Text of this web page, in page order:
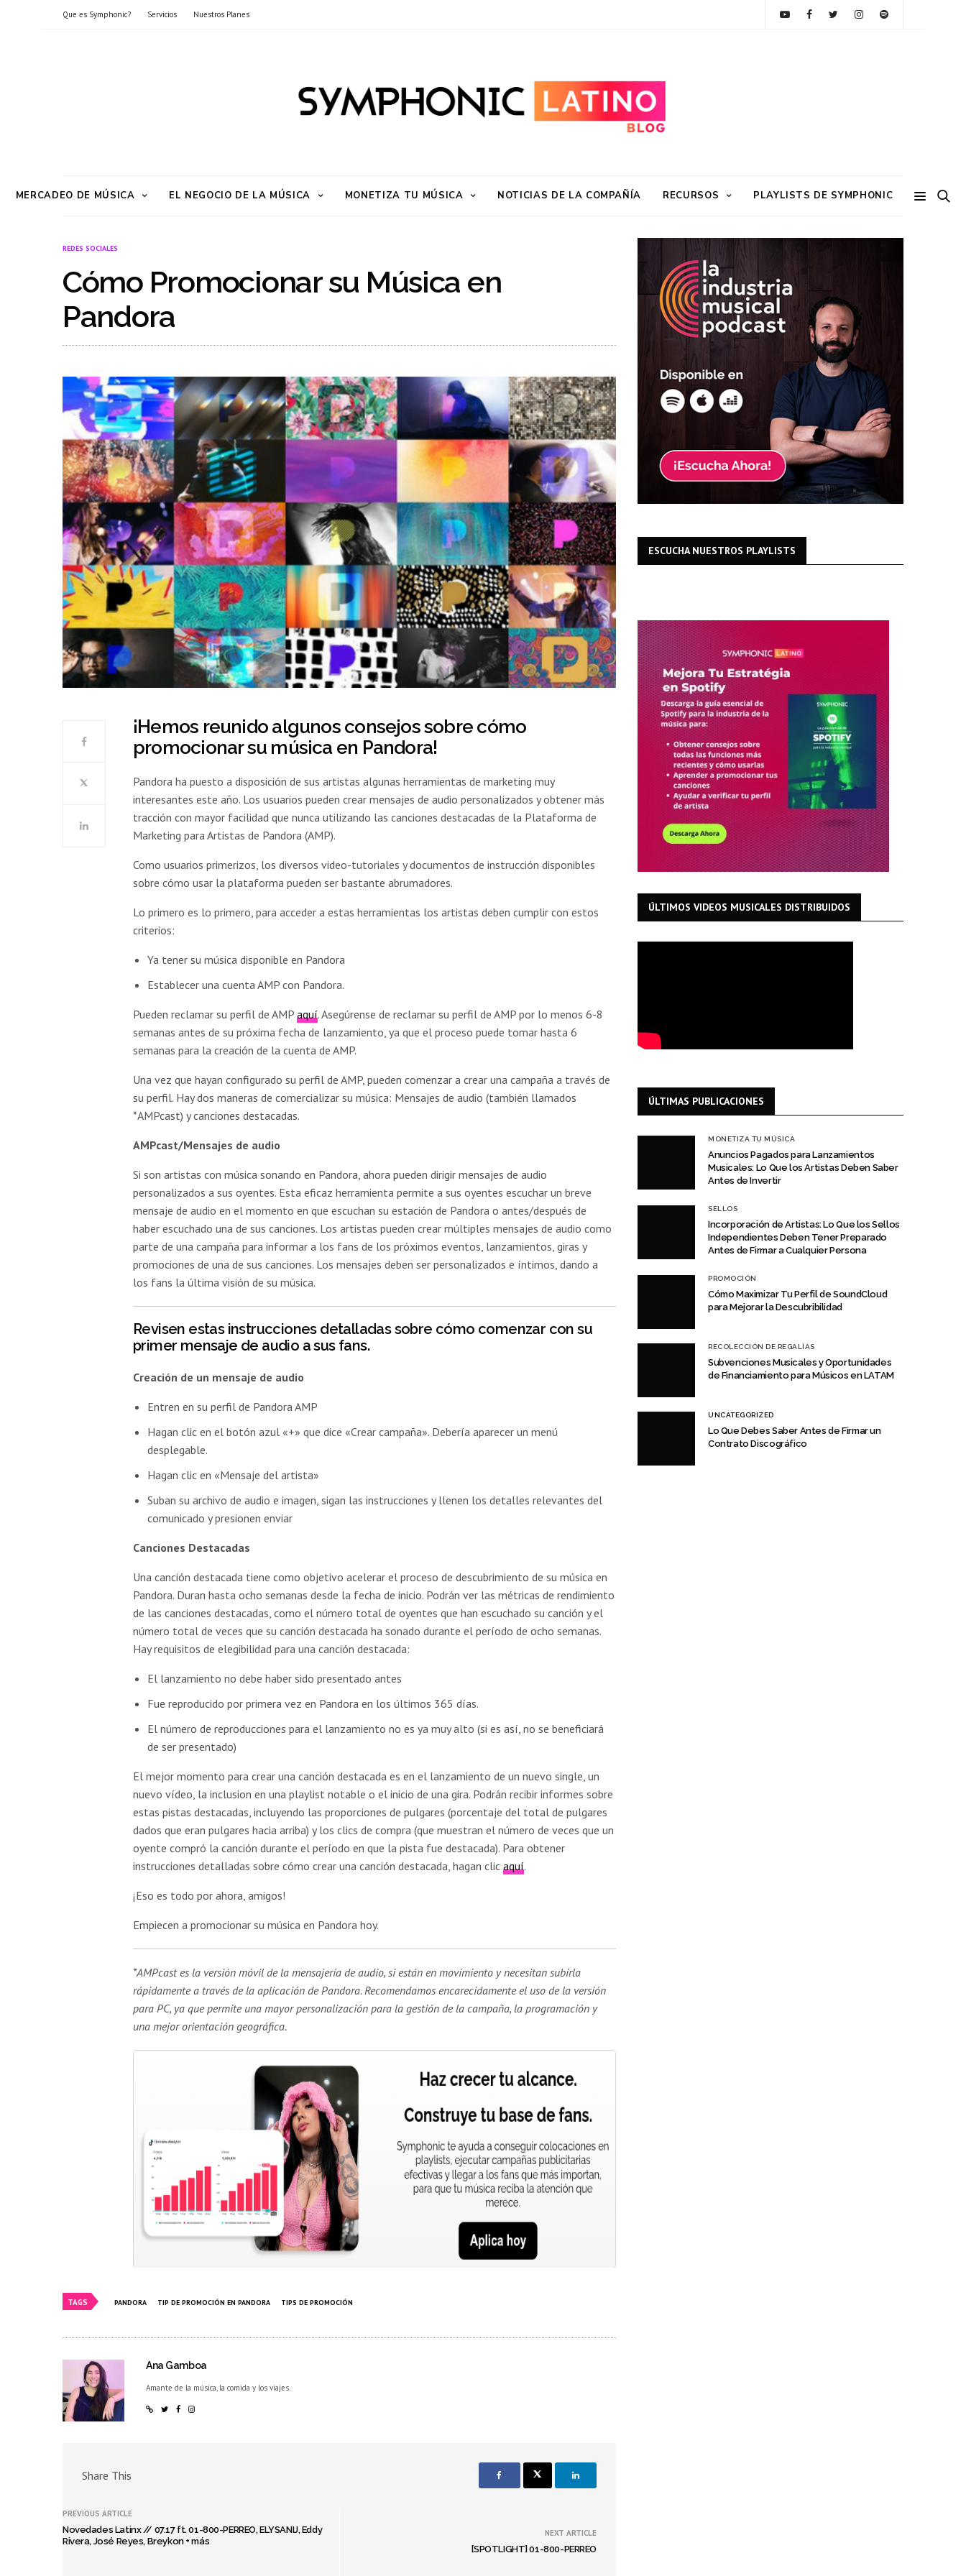
Que es Symphonic? Servicios Nuestros Planes
MERCADEO DE MÚSICA EL NEGOCIO DE LA MÚSICA MONETIZA TU MÚSICA NOTICIAS DE LA COMPAÑÍA RECURSOS PLAYLISTS DE SYMPHONIC
REDES SOCIALES
Cómo Promocionar su Música en
Pandora
¡Hemos reunido algunos consejos sobre cómo
promocionar su música en Pandora!
Pandora ha puesto a disposición de sus artistas algunas herramientas de marketing muy
interesantes este año. Los usuarios pueden crear mensajes de audio personalizados y obtener más
tracción con mayor facilidad que nunca utilizando las canciones destacadas de la Plataforma de
Marketing para Artistas de Pandora (AMP).
Como usuarios primerizos, los diversos video-tutoriales y documentos de instrucción disponibles
sobre cómo usar la plataforma pueden ser bastante abrumadores.
Lo primero es lo primero, para acceder a estas herramientas los artistas deben cumplir con estos
criterios:
Ya tener su música disponible en Pandora
Establecer una cuenta AMP con Pandora.
Pueden reclamar su perfil de AMPaquí. Asegúrense de reclamar su perfil de AMP por lo menos 6-8
semanas antes de su próxima fecha de lanzamiento, ya que el proceso puede tomar hasta 6
semanas para la creación de la cuenta de AMP.
Una vez que hayan configurado su perfil de AMP, pueden comenzar a crear una campaña a través de
su perfil. Hay dos maneras de comercializar su música: Mensajes de audio (también llamados
*AMPcast) y canciones destacadas.
AMPcast/Mensajes de audio
Si son artistas con música sonando en Pandora, ahora pueden dirigir mensajes de audio
personalizados a sus oyentes. Esta eficaz herramienta permite a sus oyentes escuchar un breve
mensaje de audio en el momento en que escuchan su estación de Pandora o antes/después de
haber escuchado una de sus canciones. Los artistas pueden crear múltiples mensajes de audio como
parte de una campaña para informar a los fans de los próximos eventos, lanzamientos, giras y
promociones de una de sus canciones. Los mensajes deben ser personalizados e íntimos, dando a
los fans la última visión de su música.
Revisen estas instrucciones detalladas sobre cómo comenzar con su
primer mensaje de audio a sus fans.
Creación de un mensaje de audio
Entren en su perfil de Pandora AMP
Hagan clic en el botón azul «+» que dice «Crear campaña». Debería aparecer un menú
desplegable.
Hagan clic en «Mensaje del artista»
Suban su archivo de audio e imagen, sigan las instrucciones y llenen los detalles relevantes del
comunicado y presionen enviar
Canciones Destacadas
Una canción destacada tiene como objetivo acelerar el proceso de descubrimiento de su música en
Pandora. Duran hasta ocho semanas desde la fecha de inicio. Podrán ver las métricas de rendimiento
de las canciones destacadas, como el número total de oyentes que han escuchado su canción y el
número total de veces que su canción destacada ha sonado durante el período de ocho semanas.
Hay requisitos de elegibilidad para una canción destacada:
El lanzamiento no debe haber sido presentado antes
Fue reproducido por primera vez en Pandora en los últimos 365 días.
El número de reproducciones para el lanzamiento no es ya muy alto (si es así, no se beneficiará
de ser presentado)
El mejor momento para crear una canción destacada es en el lanzamiento de un nuevo single, un
nuevo vídeo, la inclusion en una playlist notable o el inicio de una gira. Podrán recibir informes sobre
estas pistas destacadas, incluyendo las proporciones de pulgares (porcentaje del total de pulgares
dados que eran pulgares hacia arriba) y los clics de compra (que muestran el número de veces que un
oyente compró la canción durante el período en que la pista fue destacada). Para obtener
instrucciones detalladas sobre cómo crear una canción destacada, hagan clicaquí.
¡Eso es todo por ahora, amigos!
Empiecen a promocionar su música en Pandora hoy.
*AMPcast es la versión móvil de la mensajería de audio, si están en movimiento y necesitan subirla
rápidamente a través de la aplicación de Pandora. Recomendamos encarecidamente el uso de la versión
para PC, ya que permite una mayor personalización para la gestión de la campaña, la programación y
una mejor orientación geográfica.
TAGS PANDORA TIP DE PROMOCIÓN EN PANDORA TIPS DE PROMOCIÓN
Ana Gamboa
Amante de la música, la comida y los viajes.
Share This
PREVIOUS ARTICLE
Novedades Latinx // 07.17 ft. 01-800-PERREO, ELYSANIJ, Eddy
Rivera, José Reyes, Breykon + más
NEXT ARTICLE
[SPOTLIGHT] 01-800-PERREO
ESCUCHA NUESTROS PLAYLISTS
ÚLTIMOS VIDEOS MUSICALES DISTRIBUIDOS
ÚLTIMAS PUBLICACIONES
MONETIZA TU MÚSICA
Anuncios Pagados para Lanzamientos
Musicales: Lo Que los Artistas Deben Saber
Antes de Invertir
SELLOS
Incorporación de Artistas: Lo Que los Sellos
Independientes Deben Tener Preparado
Antes de Firmar a Cualquier Persona
PROMOCIÓN
Cómo Maximizar Tu Perfil de SoundCloud
para Mejorar la Descubribilidad
RECOLECCIÓN DE REGALÍAS
Subvenciones Musicales y Oportunidades
de Financiamiento para Músicos en LATAM
UNCATEGORIZED
Lo Que Debes Saber Antes de Firmar un
Contrato Discográfico